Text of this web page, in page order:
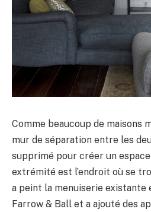
Comme beaucoup de maisons
mur de séparation entre les
supprimé pour créer un
extrémité est l’endroit où se
a peint la menuiserie existante
Farrow & Ball et a ajouté des